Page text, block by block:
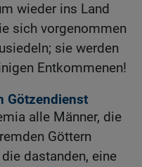
wieder ins Land
sich vorgenommen
sie werden
Entkommenen!
Götzendienst
alle Männer, die
Göttern
dastanden, eine